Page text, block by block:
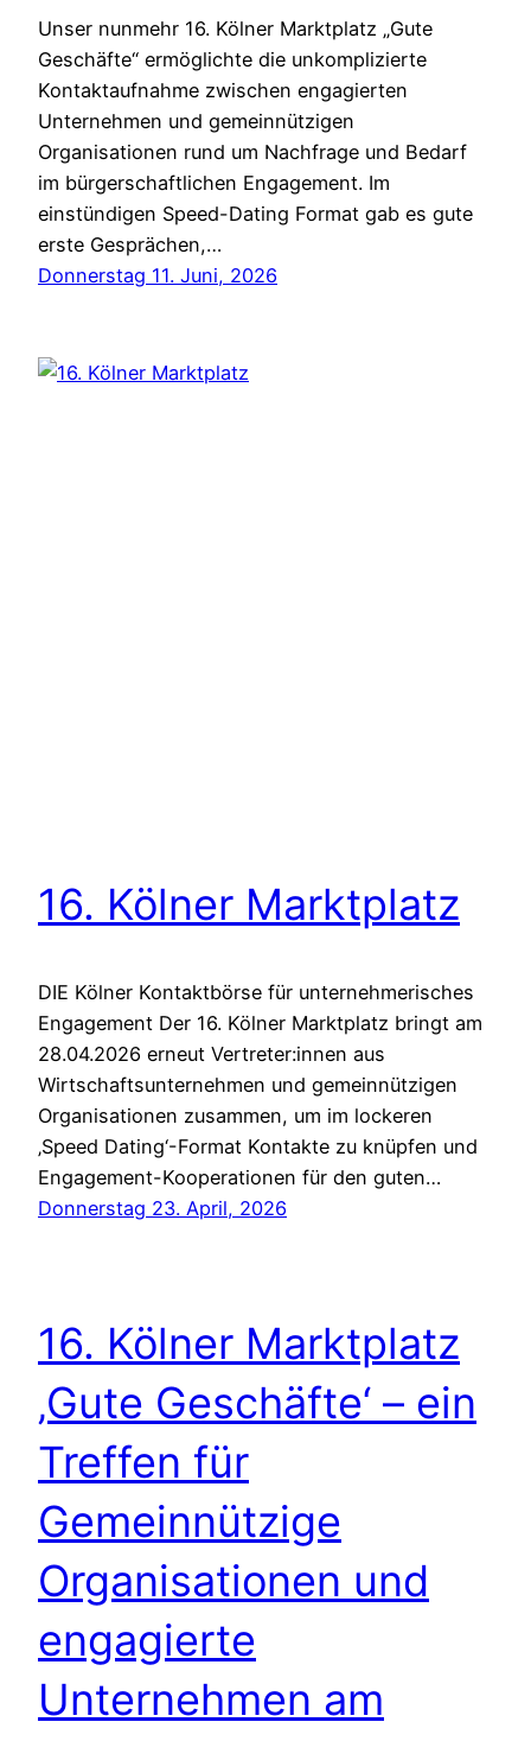
Unser nunmehr 16. Kölner Marktplatz „Gute
Geschäfte“ ermöglichte die unkomplizierte
Kontaktaufnahme zwischen engagierten
Unternehmen und gemeinnützigen
Organisationen rund um Nachfrage und Bedarf
im bürgerschaftlichen Engagement. Im
einstündigen Speed-Dating Format gab es gute
erste Gesprächen,…
Donnerstag 11. Juni, 2026
16. Kölner Marktplatz
DIE Kölner Kontaktbörse für unternehmerisches
Engagement Der 16. Kölner Marktplatz bringt am
28.04.2026 erneut Vertreter:innen aus
Wirtschaftsunternehmen und gemeinnützigen
Organisationen zusammen, um im lockeren
‚Speed Dating‘-Format Kontakte zu knüpfen und
Engagement-Kooperationen für den guten…
Donnerstag 23. April, 2026
16. Kölner Marktplatz
‚Gute Geschäfte‘ – ein
Treffen für
Gemeinnützige
Organisationen und
engagierte
Unternehmen am